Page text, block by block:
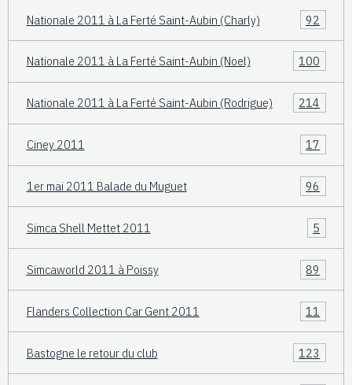
Nationale 2011 à La Ferté Saint-Aubin (Charly) 92
Nationale 2011 à La Ferté Saint-Aubin (Noel) 100
Nationale 2011 à La Ferté Saint-Aubin (Rodrigue) 214
Ciney 2011 17
1er mai 2011 Balade du Muguet 96
Simca Shell Mettet 2011 5
Simcaworld 2011 à Poissy 89
Flanders Collection Car Gent 2011 11
Bastogne le retour du club 123